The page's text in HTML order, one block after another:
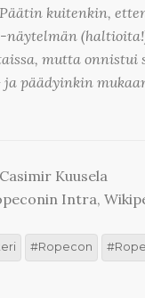
kuitenkin,
näytelmän
mutta onnistui
ja päädyinkin
Kuusela
Intra,
Ropecon